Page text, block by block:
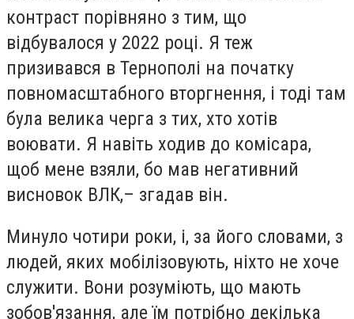
контраст порівняно з тим, що
відбувалося у 2022 році. Я теж
призивався в Тернополі на початку
повномасштабного вторгнення, і тоді там
була велика черга з тих, хто хотів
воювати. Я навіть ходив до комісара,
щоб мене взяли, бо мав негативний
висновок ВЛК,– згадав він.
Минуло чотири роки, і, за його словами, з
людей, яких мобілізовують, ніхто не хоче
служити. Вони розуміють, що мають
зобов'язання, але їм потрібно декілька